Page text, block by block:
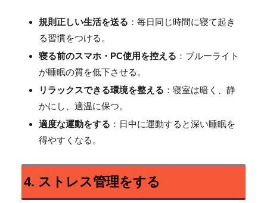
規則正しい生活を送る ：毎日同じ時間に寝て起き
る習慣をつける。
寝る前のスマホ・PC使用を控える ：ブルーライト
が睡眠の質を低下させる。
リラックスできる環境を整える ：寝室は暗く、静
かにし、適温に保つ。
適度な運動をする ：日中に運動すると深い睡眠を
得やすくなる。
4. ストレス管理をする